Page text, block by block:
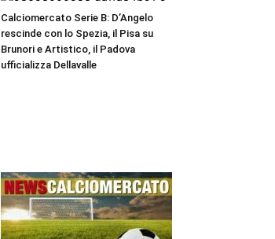
Calciomercato Serie B: D’Angelo
rescinde con lo Spezia, il Pisa su
Brunori e Artistico, il Padova
ufficializza Dellavalle